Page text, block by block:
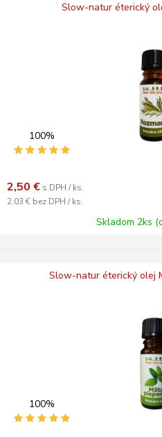
Slow-natur éterický
100%
2,50 € s DPH / ks.
2,03 € bez DPH / ks.
Skladom 2ks
Slow-natur éterický olej
100%